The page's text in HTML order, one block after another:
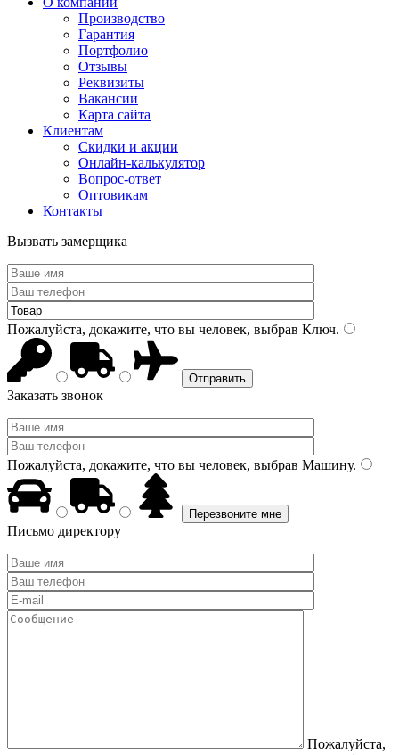
Производство
Гарантия
Портфолио
Отзывы
Реквизиты
Вакансии
Карта сайта
Клиентам
Скидки и акции
Онлайн-калькулятор
Вопрос-ответ
Оптовикам
Контакты
Вызвать замерщика
Пожалуйста, докажите, что вы человек, выбрав Ключ.
Заказать звонок
Пожалуйста, докажите, что вы человек, выбрав Машину.
Письмо директору
Пожалуйста,